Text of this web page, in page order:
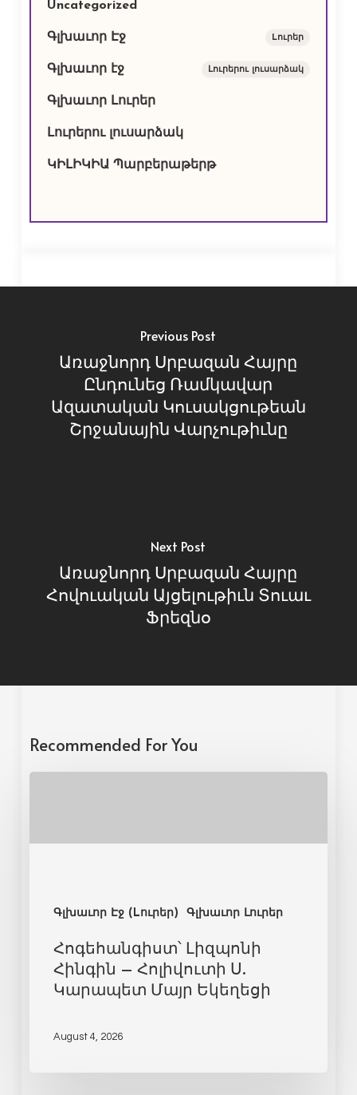
Uncategorized
Գլխաւոր Էջ Lուրեր
Գլխաւոր էջ Լուրերու լուսարձակ
Գլխաւոր Լուրեր
Լուրերու լուսարձակ
ԿԻԼԻԿԻԱ Պարբերաթերթ
Previous Post
Առաջնորդ Սրբազան Հայրը
Ընդունեց Ռամկավար
Ազատական Կուսակցութեան
Շրջանային Վարչութիւնը
Next Post
Առաջնորդ Սրբազան Հայրը
Հովուական Այցելութիւն Տուաւ
Ֆրեզնօ
Recommended For You
Գլխաւոր Էջ (Lուրեր) Գլխաւոր Լուրեր
Հոգեհանգիստ՝ Լիզպոնի
Հինգին – Հոլիվուտի Ս.
Կարապետ Մայր Եկեղեցի
August 4, 2026